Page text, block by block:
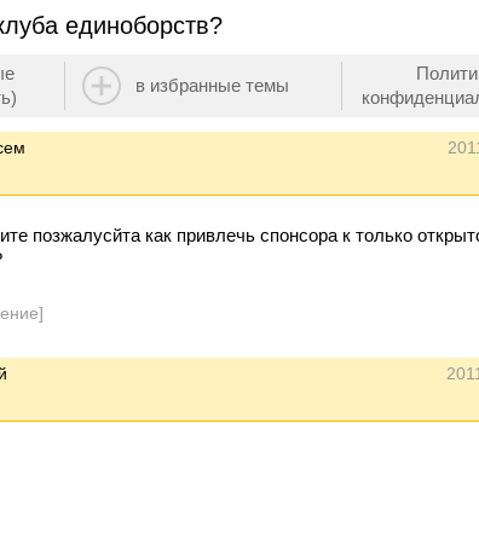
единоборств?
в избранные темы
позжалусйта как привлечь спонсора к только